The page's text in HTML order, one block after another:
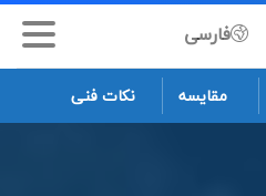
فارسی
مقایسه نکات فنی